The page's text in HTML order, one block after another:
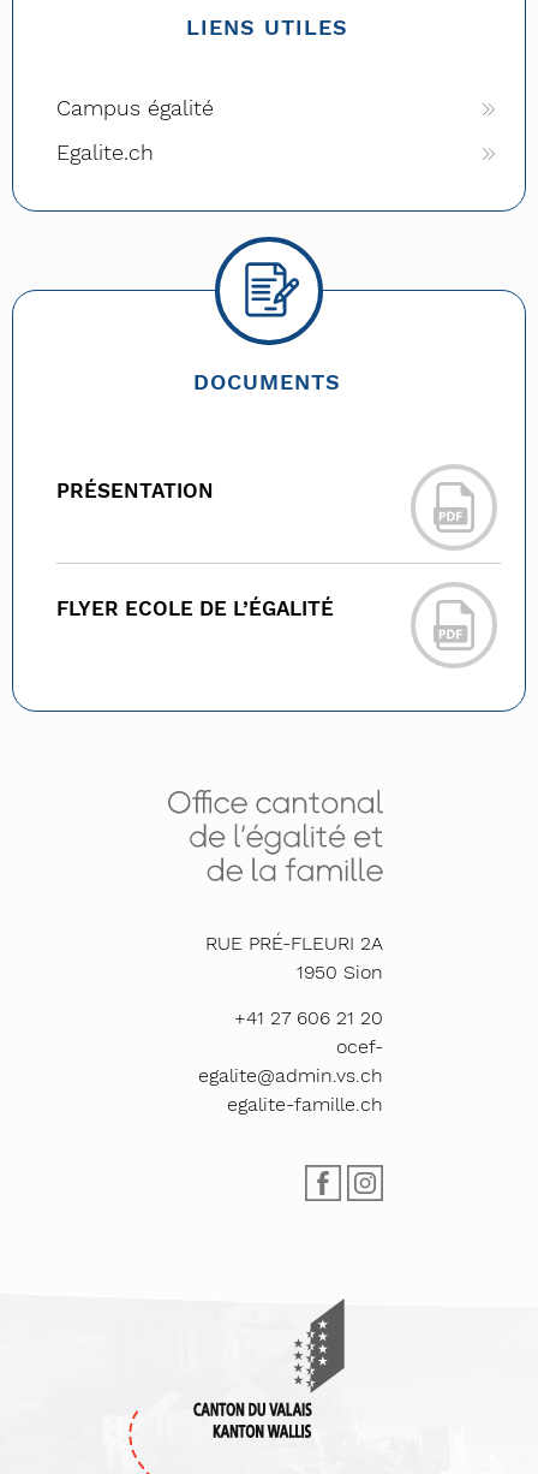
LIENS UTILES
Campus égalité
Egalite.ch
DOCUMENTS
PRÉSENTATION
FLYER ECOLE DE L’ÉGALITÉ
RUE PRÉ-FLEURI 2A
1950 Sion
+41 27 606 21 20
ocef-
egalite@admin.vs.ch
egalite-famille.ch